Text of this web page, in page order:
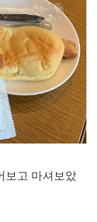
보고 마셔보았